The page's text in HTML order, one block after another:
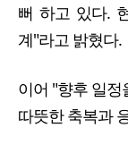
뻐 하고 있다.
계"라고 밝혔다.
이어 "향후 일
따뜻한 축복과